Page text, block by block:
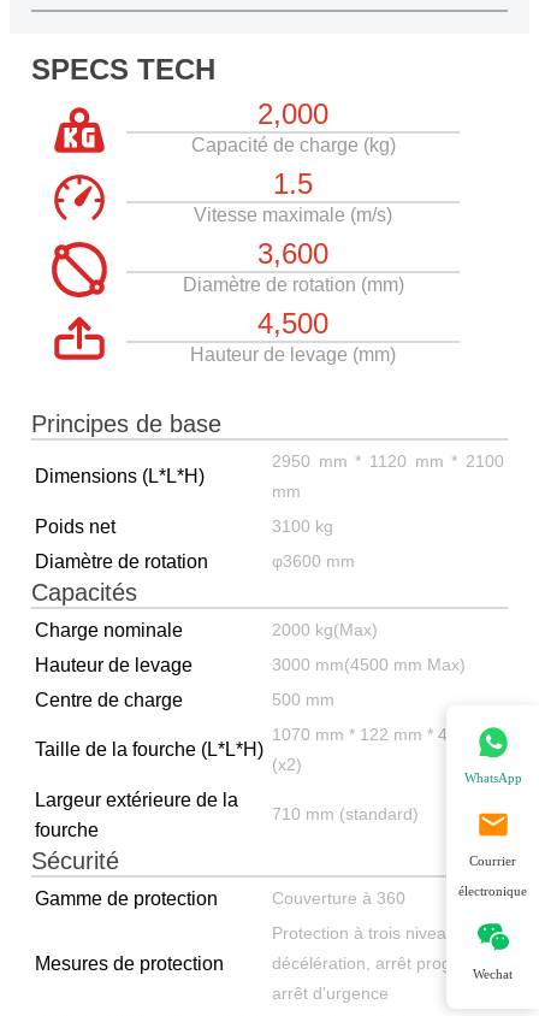
SPECS TECH
2,000
Capacité de charge (kg)
1.5
Vitesse maximale (m/s)
3,600
Diamètre de rotation (mm)
4,500
Hauteur de levage (mm)
Principes de base
Dimensions (L*L*H)
2950 mm * 1120 mm * 2100
mm
Poids net 3100 kg
Diamètre de rotation φ3600 mm
Capacités
Charge nominale 2000 kg(Max)
Hauteur de levage 3000 mm(4500 mm Max)
Centre de charge 500 mm
Taille de la fourche (L*L*H)
1070 mm * 122 mm * 40 mm
(x2)
Largeur extérieure de la
fourche
710 mm (standard)
Sécurité
Gamme de protection Couverture à 360
Mesures de protection
Protection à trois niveaux :
décélération, arrêt progressif,
arrêt d'urgence
WhatsApp
Courrier
électronique
Wechat